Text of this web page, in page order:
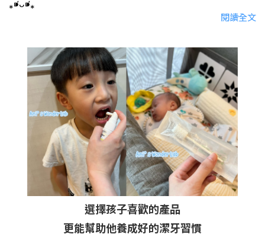
⁎⁍̴̛ᴗ⁍̴̛⁎
閱讀全文
選擇孩子喜歡的產品
更能幫助他養成好的潔牙習慣